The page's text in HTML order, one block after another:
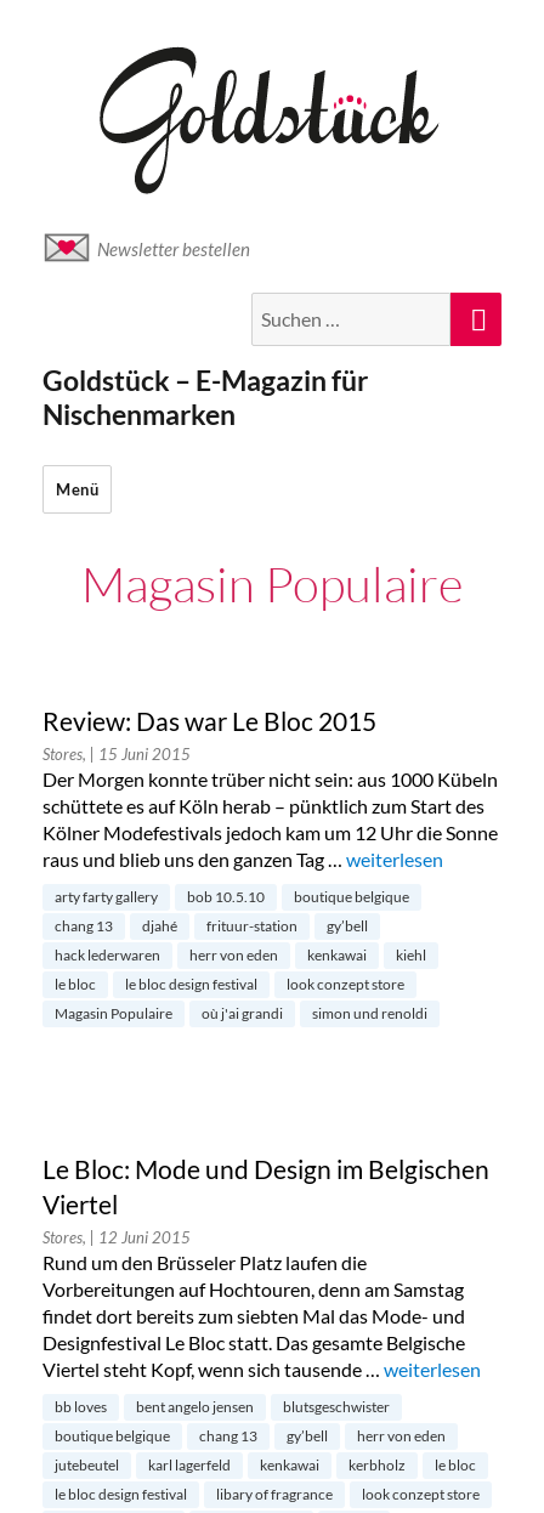
Newsletter bestellen
nach:
Goldstück – E-Magazin für
Nischenmarken
Menü
Magasin Populaire
Review: Das war Le Bloc 2015
Stores, | 15 Juni 2015
Der Morgen konnte trüber nicht sein: aus 1000 Kübeln
schüttete es auf Köln herab – pünktlich zum Start des
Kölner Modefestivals jedoch kam um 12 Uhr die Sonne
raus und blieb uns den ganzen Tag … „Review: Das war Le
weiterlesen
arty farty gallery bob 10.5.10
boutique belgique
chang 13
djahé frituur-station
gy’bell
hack lederwaren
herr von eden kenkawai
kiehl
le bloc
le bloc design festival
look conzept store
Magasin Populaire
où j'ai grandi simon und renoldi
Le Bloc: Mode und Design im Belgischen
Viertel
Stores, | 12 Juni 2015
Rund um den Brüsseler Platz laufen die
Vorbereitungen auf Hochtouren, denn am Samstag
findet dort bereits zum siebten Mal das Mode- und
Designfestival Le Bloc statt. Das gesamte Belgische
Viertel steht Kopf, wenn sich tausende … „Le Bloc: Mode
weiterlesen
bb loves bent angelo jensen
blutsgeschwister
boutique belgique
chang 13 gy’bell
herr von eden
jutebeutel
karl lagerfeld kenkawai kerbholz
le bloc
le bloc design festival
libary of fragrance
look conzept store